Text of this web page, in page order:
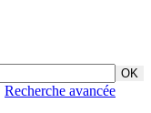
Recherche avancée